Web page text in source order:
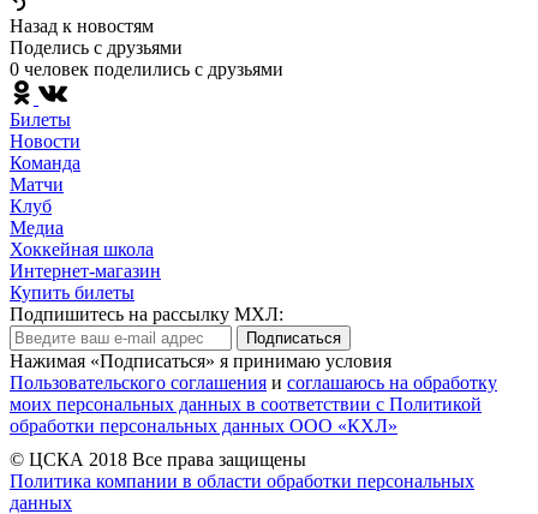
Назад к новостям
Поделись c друзьями
0 человек поделились c друзьями
Билеты
Новости
Команда
Матчи
Клуб
Медиа
Хоккейная школа
Интернет-магазин
Купить билеты
Подпишитесь на рассылку МХЛ:
Подписаться
Нажимая «Подписаться» я принимаю условия
Пользовательского соглашения и соглашаюсь на обработку
моих персональных данных в соответствии с Политикой
обработки персональных данных ООО «КХЛ»
© ЦСКА 2018 Все права защищены
Политика компании в области обработки персональных
данных